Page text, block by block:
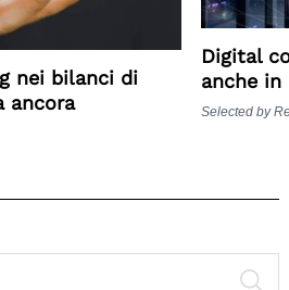
nei bilanci di
ancora
Digital
anche in
Selected by